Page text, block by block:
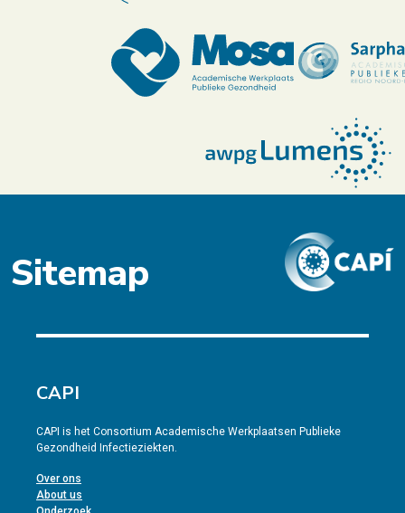
Sitemap
CAPI
CAPI is het Consortium Academische Werkplaatsen Publieke
Gezondheid Infectieziekten.
Over ons
About us